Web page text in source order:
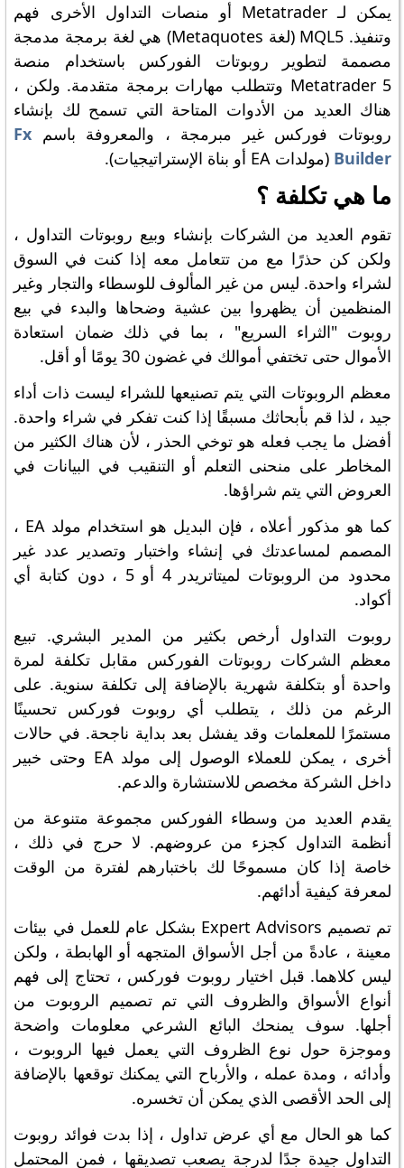
يمكن لـ Metatrader أو منصات التداول الأخرى فهم
وتنفيذ. MQL5 (لغة Metaquotes) هي لغة برمجة مدمجة
مصممة لتطوير روبوتات الفوركس باستخدام منصة
Metatrader 5 وتتطلب مهارات برمجة متقدمة. ولكن ،
هناك العديد من الأدوات المتاحة التي تسمح لك بإنشاء
روبوتات فوركس غير مبرمجة ، والمعروفة باسم Fx
Builder (مولدات EA أو بناة الإستراتيجيات).
ما هي تكلفة ؟
تقوم العديد من الشركات بإنشاء وبيع روبوتات التداول ،
ولكن كن حذرًا مع من تتعامل معه إذا كنت في السوق
لشراء واحدة. ليس من غير المألوف للوسطاء والتجار وغير
المنظمين أن يظهروا بين عشية وضحاها والبدء في بيع
روبوت "الثراء السريع" ، بما في ذلك ضمان استعادة
الأموال حتى تختفي أموالك في غضون 30 يومًا أو أقل.
معظم الروبوتات التي يتم تصنيعها للشراء ليست ذات أداء
جيد ، لذا قم بأبحاثك مسبقًا إذا كنت تفكر في شراء واحدة.
أفضل ما يجب فعله هو توخي الحذر ، لأن هناك الكثير من
المخاطر على منحنى التعلم أو التنقيب في البيانات في
العروض التي يتم شراؤها.
كما هو مذكور أعلاه ، فإن البديل هو استخدام مولد EA ،
المصمم لمساعدتك في إنشاء واختبار وتصدير عدد غير
محدود من الروبوتات لميتاتريدر 4 أو 5 ، دون كتابة أي
أكواد.
روبوت التداول أرخص بكثير من المدير البشري. تبيع
معظم الشركات روبوتات الفوركس مقابل تكلفة لمرة
واحدة أو بتكلفة شهرية بالإضافة إلى تكلفة سنوية. على
الرغم من ذلك ، يتطلب أي روبوت فوركس تحسينًا
مستمرًا للمعلمات وقد يفشل بعد بداية ناجحة. في حالات
أخرى ، يمكن للعملاء الوصول إلى مولد EA وحتى خبير
داخل الشركة مخصص للاستشارة والدعم.
يقدم العديد من وسطاء الفوركس مجموعة متنوعة من
أنظمة التداول كجزء من عروضهم. لا حرج في ذلك ،
خاصة إذا كان مسموحًا لك باختبارهم لفترة من الوقت
لمعرفة كيفية أدائهم.
تم تصميم Expert Advisors بشكل عام للعمل في بيئات
معينة ، عادةً من أجل الأسواق المتجهه أو الهابطة ، ولكن
ليس كلاهما. قبل اختيار روبوت فوركس ، تحتاج إلى فهم
أنواع الأسواق والظروف التي تم تصميم الروبوت من
أجلها. سوف يمنحك البائع الشرعي معلومات واضحة
وموجزة حول نوع الظروف التي يعمل فيها الروبوت ،
وأدائه ، ومدة عمله ، والأرباح التي يمكنك توقعها بالإضافة
إلى الحد الأقصى الذي يمكن أن تخسره.
كما هو الحال مع أي عرض تداول ، إذا بدت فوائد روبوت
التداول جيدة جدًا لدرجة يصعب تصديقها ، فمن المحتمل